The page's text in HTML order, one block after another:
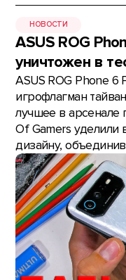
НОВОСТИ
ASUS ROG
уничтожен в
ASUS ROG Phone
игрофлагман
лучшее в арсенале
Of Gamers уделили
дизайну,